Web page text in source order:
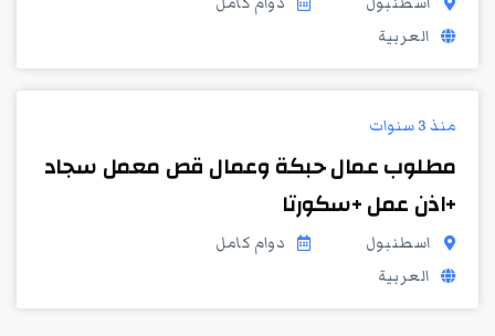
العربية
منذ 3 سنوات
مطلوب عمال حبكة وعمال قص معمل سجاد
+اذن عمل +سكورتا
اسطنبول
دوام كامل
العربية